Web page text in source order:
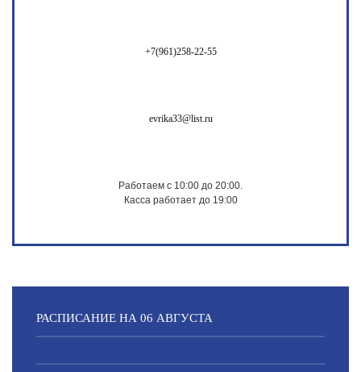
+7(961)258-22-55
evrika33@list.ru
Работаем с 10:00 до 20:00.
Касса работает до 19:00
РАСПИСАНИЕ НА 06 АВГУСТА